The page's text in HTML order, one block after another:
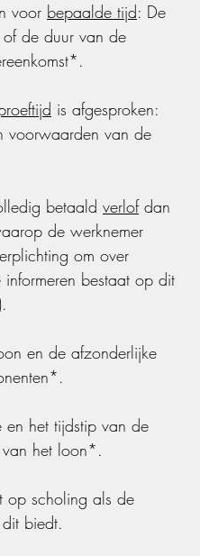
voor bepaalde tijd: De
de duur van de
is afgesproken:
voorwaarden van de
betaald verlof dan
de werknemer
om over
informeren bestaat op dit
en de afzonderlijke
het tijdstip van de
het loon*.
op scholing als de
biedt.